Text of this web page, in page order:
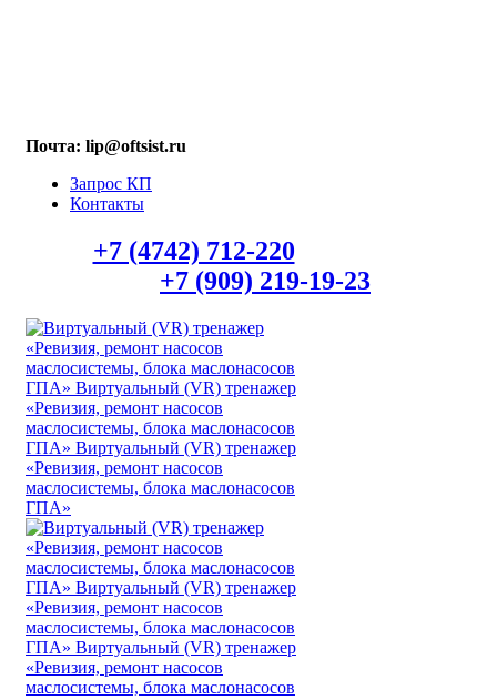
Почта: lip@oftsist.ru
Запрос КП
Контакты
+7 (4742) 712-220
+7 (909) 219-19-23